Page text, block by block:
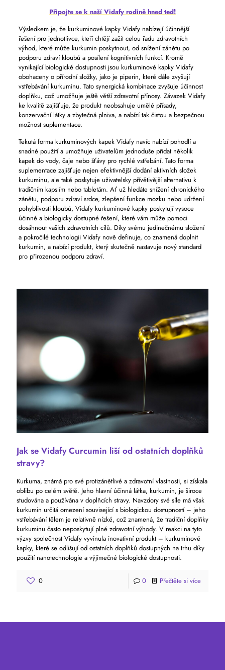
Připojte se k naší Vidafy rodině hned teď!
Výsledkem je, že kurkuminové kapky Vidafy nabízejí účinnější
řešení pro jednotlivce, kteří chtějí zažít celou řadu zdravotních
výhod, které může kurkumin poskytnout, od snížení zánětu po
podporu zdraví kloubů a posílení kognitivních funkcí. Kromě
vynikající biologické dostupnosti jsou kurkuminové kapky Vidafy
obohaceny o přírodní složky, jako je piperin, které dále zvyšují
vstřebávání kurkuminu. Tato synergická kombinace zvyšuje účinnost
doplňku, což umožňuje ještě větší zdravotní přínosy. Závazek Vidafy
ke kvalitě zajišťuje, že produkt neobsahuje umělé přísady,
konzervační látky a zbytečná plniva, a nabízí tak čistou a bezpečnou
možnost suplementace.
Tekutá forma kurkuminových kapek Vidafy navíc nabízí pohodlí a
snadné použití a umožňuje uživatelům jednoduše přidat několik
kapek do vody, čaje nebo šťávy pro rychlé vstřebání. Tato forma
suplementace zajišťuje nejen efektivnější dodání aktivních složek
kurkuminu, ale také poskytuje uživatelsky přívětivější alternativu k
tradičním kapslím nebo tabletám. Ať už hledáte snížení chronického
zánětu, podporu zdraví srdce, zlepšení funkce mozku nebo udržení
pohyblivosti kloubů, Vidafy kurkuminové kapky poskytují vysoce
účinné a biologicky dostupné řešení, které vám může pomoci
dosáhnout vašich zdravotních cílů. Díky svému jedinečnému složení
a pokročilé technologii Vidafy nově definuje, co znamená doplnit
kurkumin, a nabízí produkt, který skutečně nastavuje nový standard
pro přirozenou podporu zdraví.
Jak se Vidafy Curcumin liší od ostatních doplňků
stravy?
Kurkuma, známá pro své protizánětlivé a zdravotní vlastnosti, si získala
oblibu po celém světě. Jeho hlavní účinná látka, kurkumin, je široce
studována a používána v doplňcích stravy. Navzdory své síle má však
kurkumin určitá omezení související s biologickou dostupností – jeho
vstřebávání tělem je relativně nízké, což znamená, že tradiční doplňky
kurkuminu často neposkytují plné zdravotní výhody. V reakci na tyto
výzvy společnost Vidafy vyvinula inovativní produkt – kurkuminové
kapky, které se odlišují od ostatních doplňků dostupných na trhu díky
použití nanotechnologie a výjimečné biologické dostupnosti.
0 0 Přečtěte si více